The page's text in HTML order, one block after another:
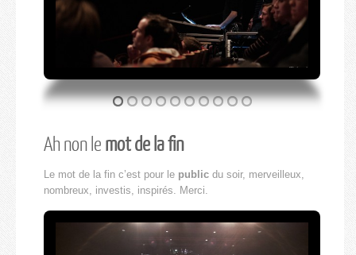
Ah non le mot de la fin
Le mot de la fin c’est pour le public du soir, merveilleux,
nombreux, investis, inspirés. Merci.